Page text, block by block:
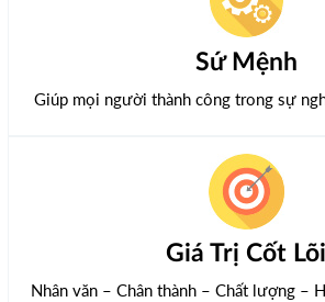
Sứ Mệnh
Giúp mọi người thành công trong sự
Giá Trị Cốt Lõi
Nhân văn – Chân thành – Chất lượng –